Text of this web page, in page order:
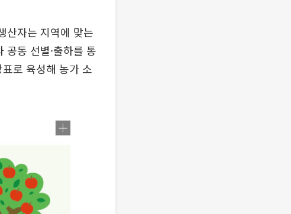
산자는 지역에 맞는
동 선별·출하를 통
로 육성해 농가 소